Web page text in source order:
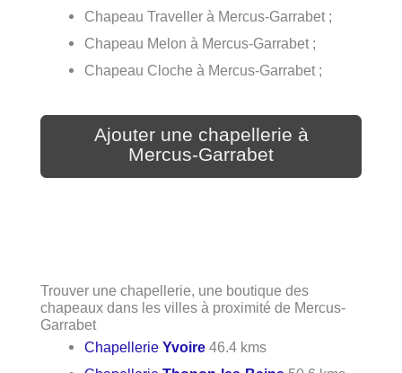
Chapeau Traveller à Mercus-Garrabet ;
Chapeau Melon à Mercus-Garrabet ;
Chapeau Cloche à Mercus-Garrabet ;
Ajouter une chapellerie à
Mercus-Garrabet
Trouver une chapellerie, une boutique des
chapeaux dans les villes à proximité de Mercus-
Garrabet
ChapellerieYvoire 46.4 kms